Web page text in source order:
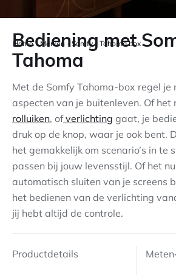
Home-Merken- Somfy- Tahoma box
Bediening met
Tahoma
Met de Somfy Tahoma-box regel je
aspecten van je buitenleven. Of het
rolluiken, ofverlichting gaat, je
druk op de knop, waar je ook bent.
het gemakkelijk om scenario’s in te
passen bij jouw levensstijl. Of het
automatisch sluiten van je screens
het bedienen van de verlichting
jij hebt altijd de controle.
Productdetails